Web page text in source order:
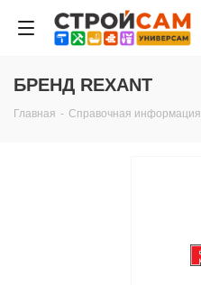
БРЕНД REXANT
Главная - Справочная информация